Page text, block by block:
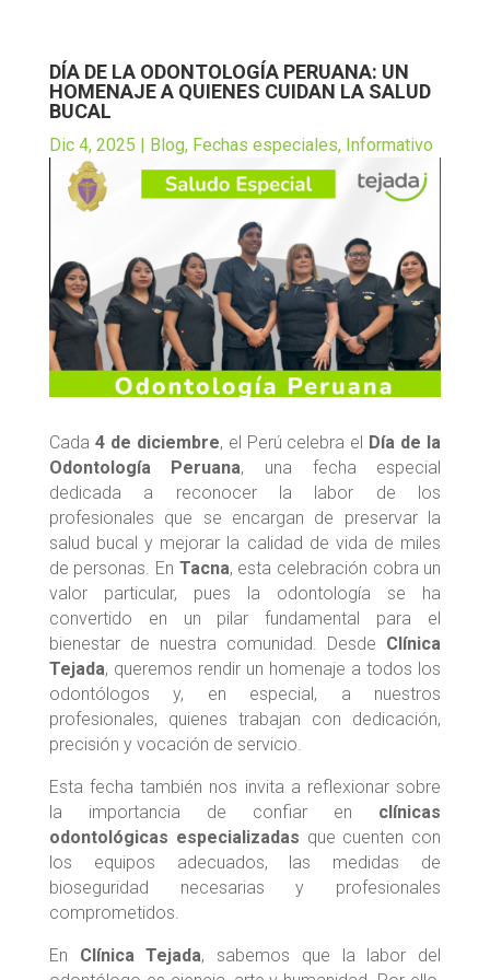
DÍA DE LA ODONTOLOGÍA PERUANA: UN
HOMENAJE A QUIENES CUIDAN LA SALUD
BUCAL
Dic 4, 2025 | Blog, Fechas especiales, Informativo
Cada 4 de diciembre, el Perú celebra el Día de la
Odontología Peruana, una fecha especial
dedicada a reconocer la labor de los
profesionales que se encargan de preservar la
salud bucal y mejorar la calidad de vida de miles
de personas. En Tacna, esta celebración cobra un
valor particular, pues la odontología se ha
convertido en un pilar fundamental para el
bienestar de nuestra comunidad. Desde Clínica
Tejada, queremos rendir un homenaje a todos los
odontólogos y, en especial, a nuestros
profesionales, quienes trabajan con dedicación,
precisión y vocación de servicio.
Esta fecha también nos invita a reflexionar sobre
la importancia de confiar en clínicas
odontológicas especializadas que cuenten con
los equipos adecuados, las medidas de
bioseguridad necesarias y profesionales
comprometidos.
En Clínica Tejada, sabemos que la labor del